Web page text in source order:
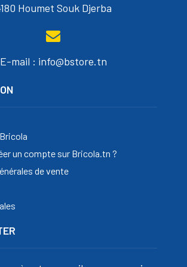
Houmet Souk Djerba
E-mail : info@bstore.tn
un compte sur Bricola.tn ?
de vente